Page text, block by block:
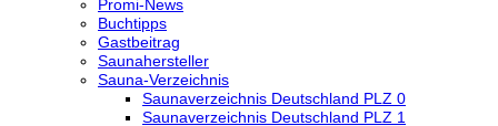
Promi-News
Buchtipps
Gastbeitrag
Saunahersteller
Sauna-Verzeichnis
Saunaverzeichnis Deutschland PLZ 0
Saunaverzeichnis Deutschland PLZ 1